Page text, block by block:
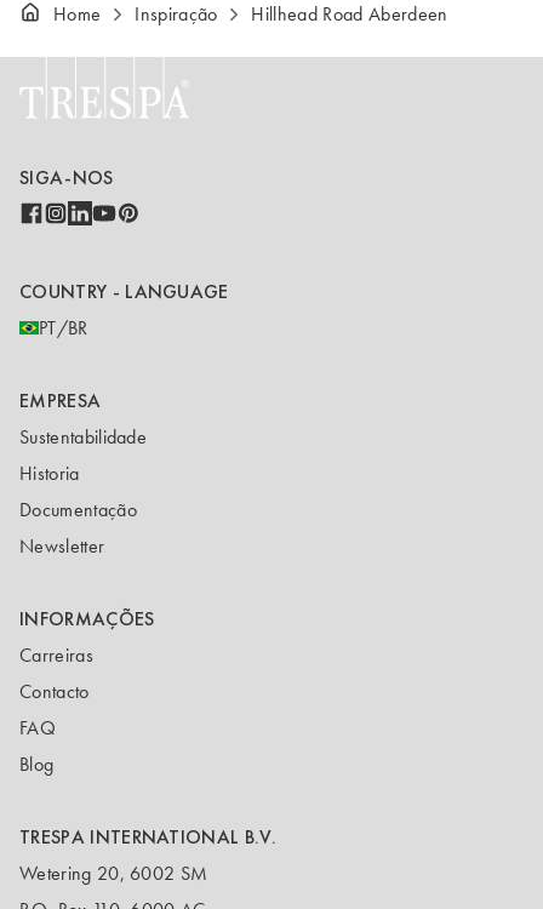
Home Inspiração Hillhead Road Aberdeen
SIGA-NOS
COUNTRY - LANGUAGE
PT/BR
EMPRESA
Sustentabilidade
Historia
Documentação
Newsletter
INFORMAÇÕES
Carreiras
Contacto
FAQ
Blog
TRESPA INTERNATIONAL B.V.
Wetering 20, 6002 SM